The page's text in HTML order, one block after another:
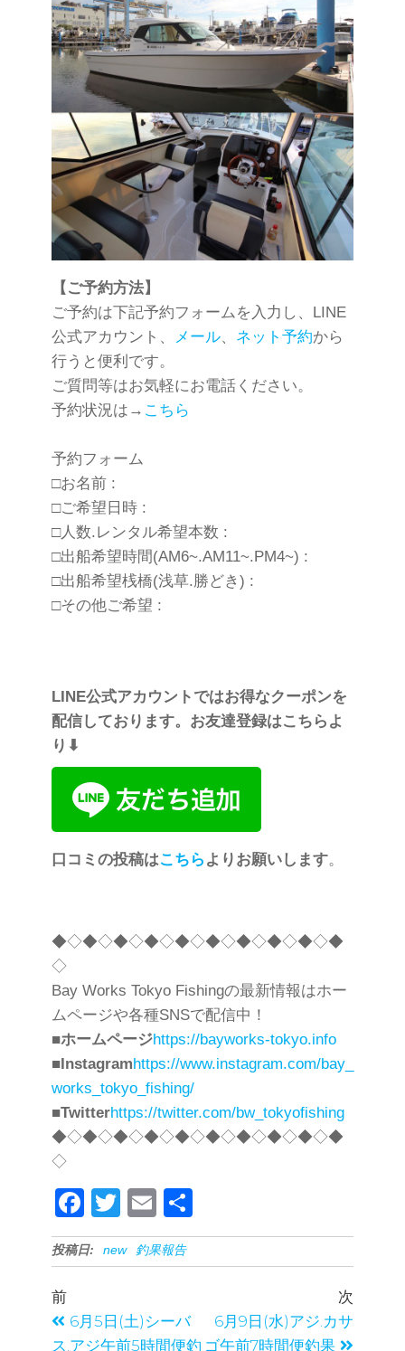
【ご予約方法】
ご予約は下記予約フォームを入力し、LINE
公式アカウント、
メール、 ネット予約から
行うと便利です。
ご質問等はお気軽にお電話ください。
予約状況は→ こちら
予約フォーム
□お名前 :
□ご希望日時 :
□人数.レンタル希望本数 :
□出船希望時間(AM6~.AM11~.PM4~) :
□出船希望桟橋(浅草.勝どき) :
□その他ご希望 :
LINE公式アカウントではお得なクーポンを
配信しております。お友達登録はこちらよ
り⬇︎
口コミの投稿はこちら よりお願いします。
◆◇◆◇◆◇◆◇◆◇◆◇◆◇◆◇◆◇◆
◇
Bay Works Tokyo Fishingの最新情報はホー
ムページや各種SNSで配信中！
■ホームページhttps://bayworks-tokyo.info
■Instagramhttps://www.instagram.com/bay_
works_tokyo_fishing/
■Twitterhttps://twitter.com/bw_tokyofishing
◆◇◆◇◆◇◆◇◆◇◆◇◆◇◆◇◆◇◆
◇
F
a
c
b
T
wi
tt
E
m
ail
有
投稿日: new 釣果報告
前
6月5日(土)シーバ
ス.アジ午前5時間便釣
次
6月9日(水)アジ.カサ
ゴ午前7時間便釣果